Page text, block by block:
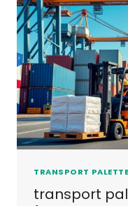
TRANSPORT
transport